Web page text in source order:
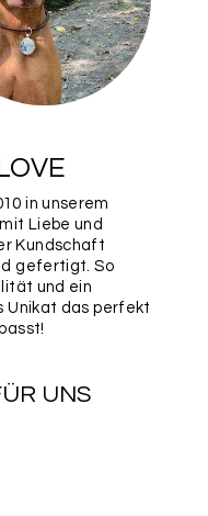
in unserem
Liebe und
Kundschaft
gefertigt. So
und ein
Unikat das perfekt
UNS